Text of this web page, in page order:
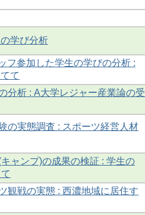
学び分析
フ参加した学生の学びの分析 :
て
分析 : A大学レジャー産業論の受
の実態調査 : スポーツ経営人材
ャンプ)の成果の検証 : 学生の
観戦の実態 : 西濃地域に居住す